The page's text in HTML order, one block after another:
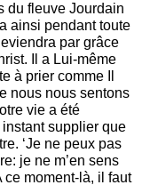
du fleuve Jourdain
ainsi pendant toute
par grâce
Il a Lui-même
à prier comme Il
nous nous sentons
vie a été
supplier que
‘Je ne peux pas
je ne m’en sens
ce moment-là, il faut